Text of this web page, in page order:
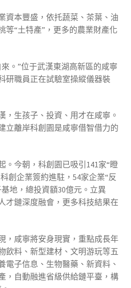
資本豐盛，依托蔬菜、茶葉、油
等“土特產”，更多的農業財產化
。”位于武漢東湖高新區的咸寧
研職員正在試驗室操縱儀器裝
，生孩子、投資、用才在咸寧。
立離岸科創園是咸寧借智借力的
。今朝，科創園已吸引141家“瞪
創企業簽約進駐，54家企業“反
地，總投資額30億元。立異
才鏈深度融會，更多科技結果在
，咸寧將安身現實，重點成長年
飲料、新型建材、文明游玩等五
電子信息、生物醫藥、新資料、
，自動融進省級供給鏈平臺，構